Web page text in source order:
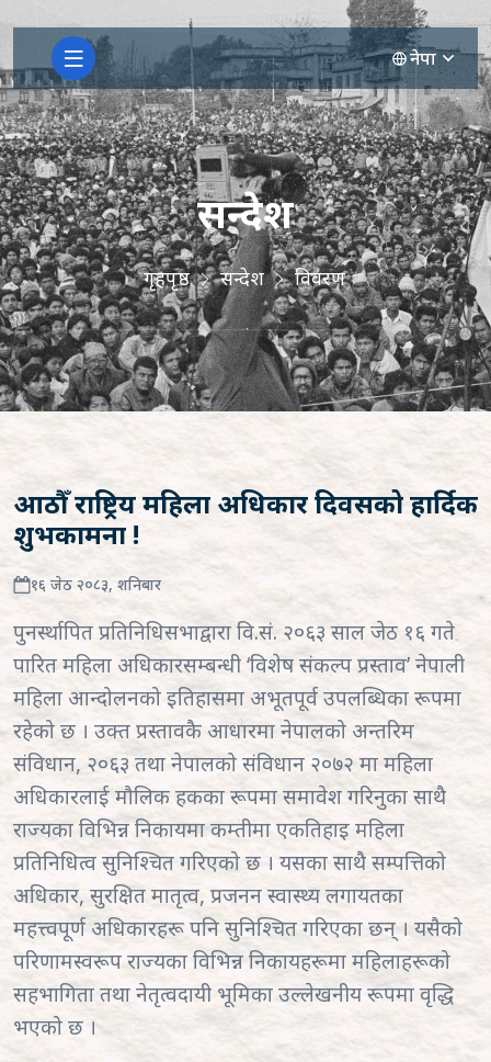
नेपा
सन्देश
गृहपृष्ठ सन्देश विवरण
आठौँ राष्ट्रिय महिला अधिकार दिवसको हार्दिक
शुभकामना !
१६ जेठ २०८३, शनिबार
पुनर्स्थापित प्रतिनिधिसभाद्वारा वि.सं. २०६३ साल जेठ १६ गते
पारित महिला अधिकारसम्बन्धी ‘विशेष संकल्प प्रस्ताव’ नेपाली
महिला आन्दोलनको इतिहासमा अभूतपूर्व उपलब्धिका रूपमा
रहेको छ । उक्त प्रस्तावकै आधारमा नेपालको अन्तरिम
संविधान, २०६३ तथा नेपालको संविधान २०७२ मा महिला
अधिकारलाई मौलिक हकका रूपमा समावेश गरिनुका साथै
राज्यका विभिन्न निकायमा कम्तीमा एकतिहाइ महिला
प्रतिनिधित्व सुनिश्चित गरिएको छ । यसका साथै सम्पत्तिको
अधिकार, सुरक्षित मातृत्व, प्रजनन स्वास्थ्य लगायतका
महत्त्वपूर्ण अधिकारहरू पनि सुनिश्चित गरिएका छन् । यसैको
परिणामस्वरूप राज्यका विभिन्न निकायहरूमा महिलाहरूको
सहभागिता तथा नेतृत्वदायी भूमिका उल्लेखनीय रूपमा वृद्धि
भएको छ ।